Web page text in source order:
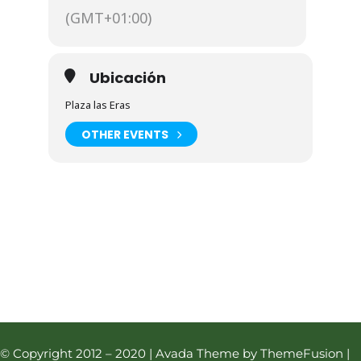
(GMT+01:00)
Ubicación
Plaza las Eras
OTHER EVENTS
© Copyright 2012 – 2020 | Avada Theme by ThemeFusion |